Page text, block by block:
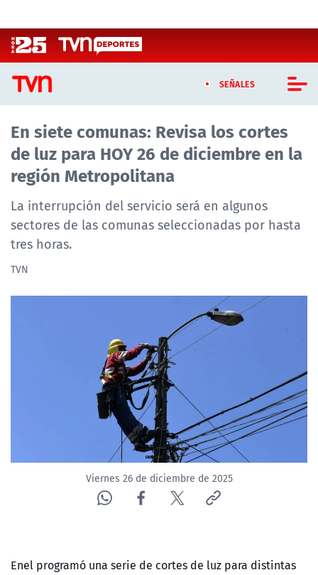
SEÑALES
CASTING MASTERCHEF CHILE
CASTING TVN VERTICAL
TVN VERTICAL
TVN PLAY
PROGRAMAS
TELESERIES
ACTUALIDAD Y TENDENCIAS
CORPORATIVO Y TRANSPARENCIA
CANAL DE DENUNCIAS
ÁREA DE PROYECTOS
En siete comunas: Revisa los cortes
de luz para HOY 26 de diciembre en la
región Metropolitana
La interrupción del servicio será en algunos
sectores de las comunas seleccionadas por hasta
tres horas.
TVN
Viernes 26 de diciembre de 2025
Enel programó una serie de cortes de luz para distintas